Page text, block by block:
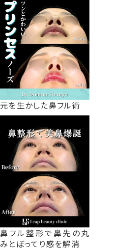
元を生かした鼻フル術
鼻フル整形で鼻先の丸
みとぼってり感を解消